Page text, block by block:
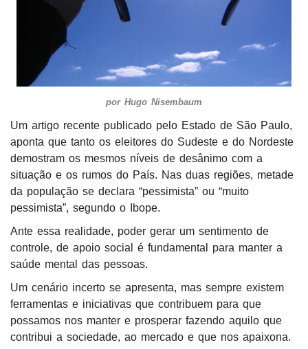
por Hugo Nisembaum
Um artigo recente publicado pelo Estado de São Paulo,
aponta que tanto os eleitores do Sudeste e do Nordeste
demostram os mesmos níveis de desânimo com a
situação e os rumos do País. Nas duas regiões, metade
da população se declara “pessimista” ou “muito
pessimista”, segundo o Ibope.
Ante essa realidade, poder gerar um sentimento de
controle, de apoio social é fundamental para manter a
saúde mental das pessoas.
Um cenário incerto se apresenta, mas sempre existem
ferramentas e iniciativas que contribuem para que
possamos nos manter e prosperar fazendo aquilo que
contribui a sociedade, ao mercado e que nos apaixona.